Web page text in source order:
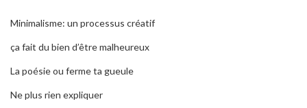
Minimalisme: un processus créatif
ça fait du bien d’être malheureux
La poésie ou ferme ta gueule
Ne plus rien expliquer